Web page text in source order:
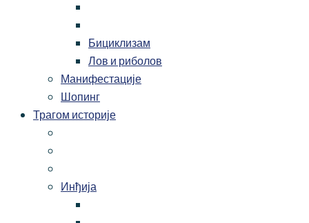
Бициклизам
Лов и риболов
Манифестације
Шопинг
Трагом историје
Инђија